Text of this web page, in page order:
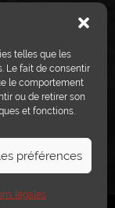
telles que les
Le fait de consentir
le comportement
ou de retirer son
et fonctions.
préférences
légales
e-